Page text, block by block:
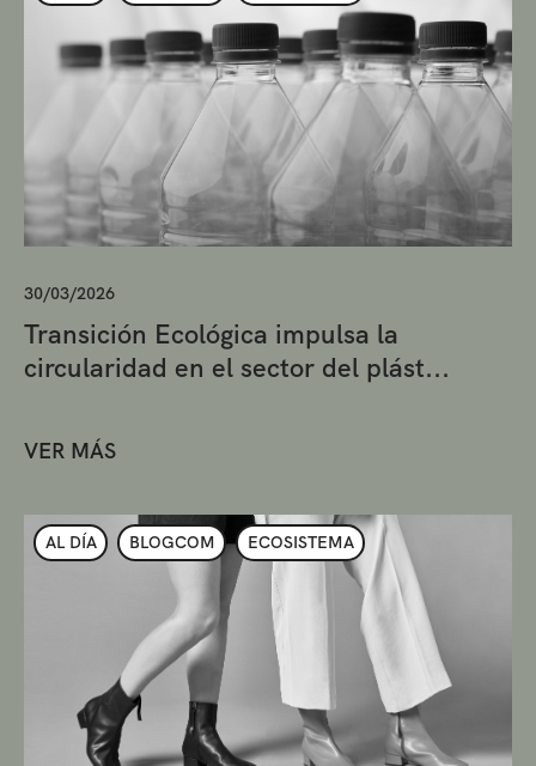
30/03/2026
Transición Ecológica impulsa la
circularidad en el sector del plást...
VER MÁS
AL DÍA BLOGCOM ECOSISTEMA